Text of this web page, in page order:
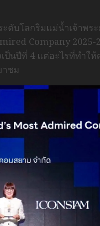
ดับโลกริมแม่น้ำเจ้าพร
Company 2025-
ป็นปีที่ 4 แต่อะไรที่ทำให้
ชม